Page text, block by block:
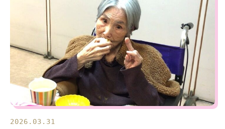
2026.03.31